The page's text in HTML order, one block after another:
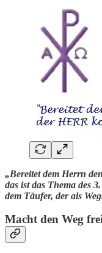
„Bereitet dem Herrn
das ist das Thema des
dem Täufer, der als
Macht den Weg